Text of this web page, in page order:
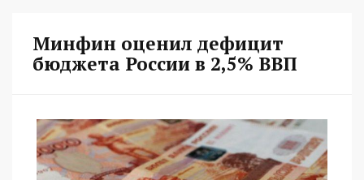
Минфин оценил дефицит
бюджета России в 2,5% ВВП